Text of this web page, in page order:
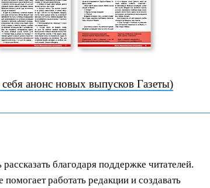
анонс новых выпусков Газеты)
благодаря поддержке читателей.
работать редакции и создавать